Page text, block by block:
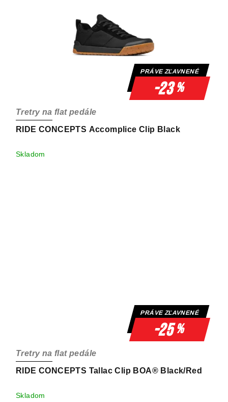
PRÁVE ZĽAVNENÉ
-23%
RIDE CONCEPTS Accomplice Clip Black
Tretry na flat pedále
Skladom
PRÁVE ZĽAVNENÉ
-25%
RIDE CONCEPTS Tallac Clip BOA® Black/Red
Tretry na flat pedále
Skladom